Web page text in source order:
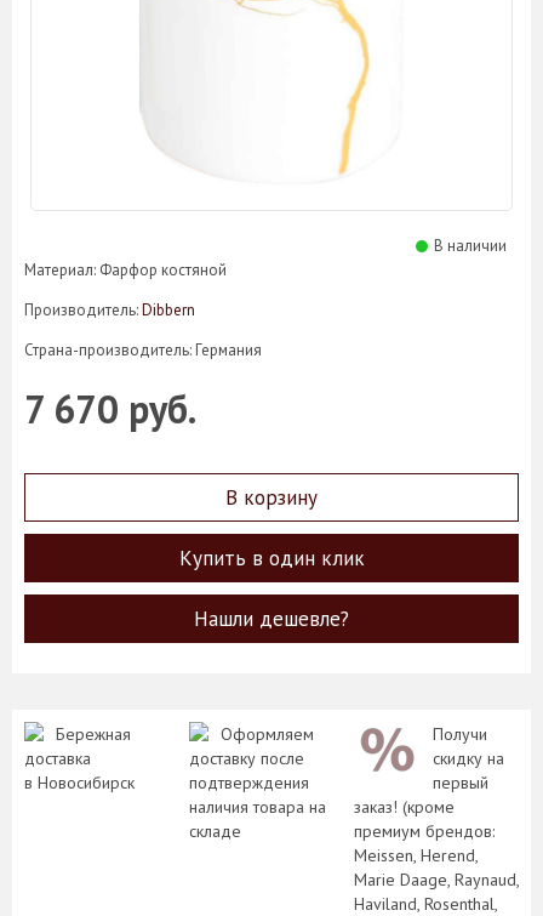
В наличии
Материал: Фарфор костяной
Производитель:Dibbern
Страна-производитель: Германия
7 670 руб.
В корзину
Купить в один клик
Нашли дешевле?
Бережная
доставка
в Новосибирск
Оформляем
доставку после
подтверждения
наличия товара на
складе
Получи
скидку на
первый
заказ! (кроме
премиум брендов:
Meissen, Herend,
Marie Daage, Raynaud,
Haviland, Rosenthal,